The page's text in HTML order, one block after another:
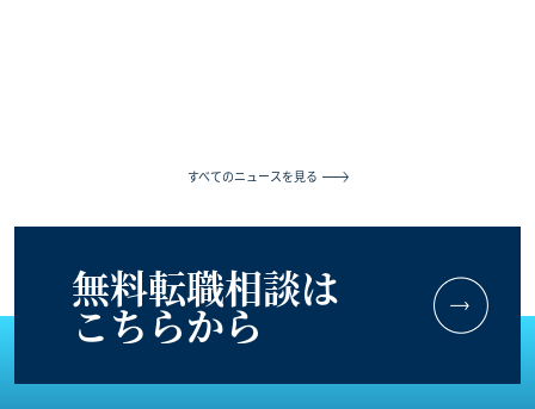
すべてのニュースを見る
無料転職相談は
こちらから